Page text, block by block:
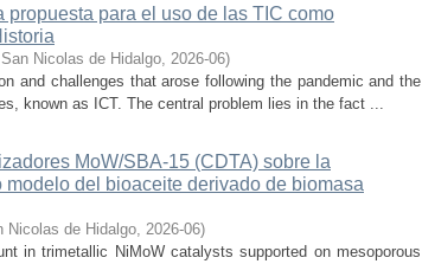
para el uso de las TIC como
Nicolas de Hidalgo, 2026-06)
and challenges that arose following the pandemic and the
known as ICT. The central problem lies in the fact ...
MoW/SBA-15 (CDTA) sobre la
del bioaceite derivado de biomasa
Nicolas de Hidalgo, 2026-06)
in trimetallic NiMoW catalysts supported on mesoporous